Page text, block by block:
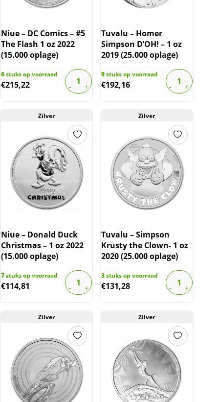
Niue – DC Comics – #5
The Flash 1 oz 2022
(15.000 oplage)
6stuks op voorraad
€215,22
Tuvalu – Homer
Simpson D’OH! – 1 oz
2019 (25.000 oplage)
9stuks op voorraad
€192,16
Zilver
Niue – Donald Duck
Christmas – 1 oz 2022
(15.000 oplage)
7stuks op voorraad
€114,81
Zilver
Tuvalu – Simpson
Krusty the Clown- 1 oz
2020 (25.000 oplage)
3stuks op voorraad
€131,28
Zilver Zilver